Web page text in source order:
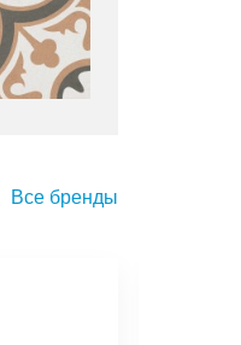
Все бренды